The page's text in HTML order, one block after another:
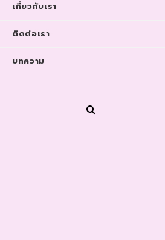
เกี่ยวกับเรา
ติดต่อเรา
บทความ